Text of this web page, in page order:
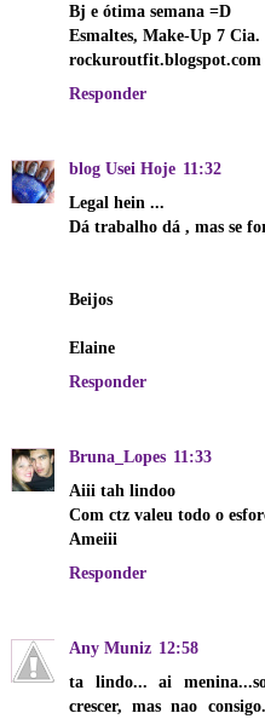
Bj e ótima semana =D
Esmaltes, Make-Up 7 Cia.
rockuroutfit.blogspot.com
Responder
blog Usei Hoje 11:32
Legal hein ...
Dá trabalho dá , mas se
Beijos
Elaine
Responder
Bruna_Lopes 11:33
Aiii tah lindoo
Com ctz valeu todo o
Ameiii
Responder
Any Muniz 12:58
ta lindo... ai
crescer, mas nao